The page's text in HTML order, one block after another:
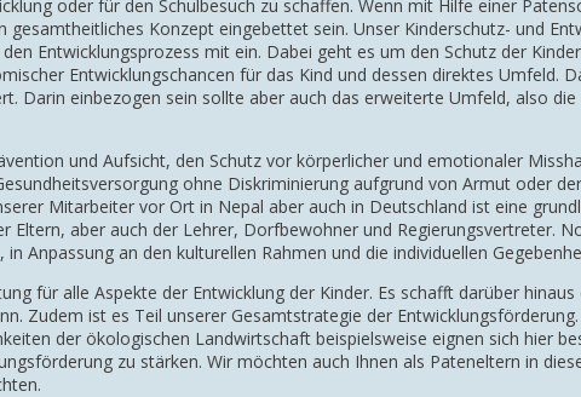
oder für den Schulbesuch zu schaffen. Wenn mit Hilfe einer
Konzept eingebettet sein. Unser Kinderschutz- und
Entwicklungsprozess mit ein. Dabei geht es um den Schutz der
Entwicklungschancen für das Kind und dessen direktes Umfeld.
Darin einbezogen sein sollte aber auch das erweiterte Umfeld, also
und Aufsicht, den Schutz vor körperlicher und emotionaler
ohne Diskriminierung aufgrund von Armut oder
Mitarbeiter vor Ort in Nepal aber auch in Deutschland ist eine
Eltern, aber auch der Lehrer, Dorfbewohner und Regierungsvertreter.
Anpassung an den kulturellen Rahmen und die individuellen
für alle Aspekte der Entwicklung der Kinder. Es schafft darüber
Zudem ist es Teil unserer Gesamtstrategie der
der ökologischen Landwirtschaft beispielsweise eignen sich hier
zu stärken. Wir möchten auch Ihnen als Pateneltern in